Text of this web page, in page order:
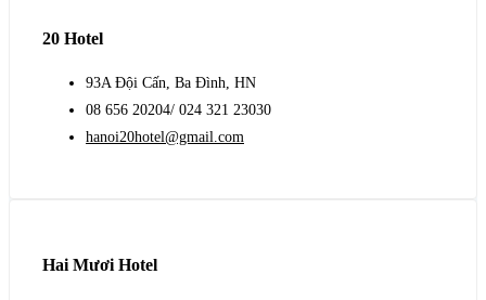
20 Hotel
93A Đội Cấn, Ba Đình, HN
08 656 20204/ 024 321 23030
hanoi20hotel@gmail.com
Hai Mươi Hotel